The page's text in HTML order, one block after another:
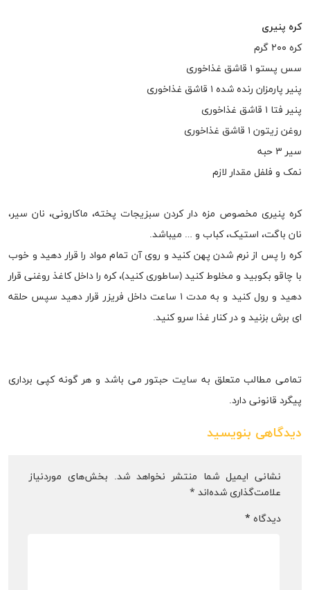
کره پنیری
کره ۲۰۰ گرم
سس پستو ۱ قاشق غذاخوری
پنیر پارمزان رنده شده ۱ قاشق غذاخوری
پنیر فتا ۱ قاشق غذاخوری
روغن زیتون ۱ قاشق غذاخوری
سیر ۳ حبه
نمک و فلفل مقدار لازم
کره پنیری مخصوص مزه دار کردن سبزیجات پخته، ماکارونی، نان سیر،
نان باگت، استیک، کباب و … میباشد.
کره را پس از نرم شدن پهن کنید و روی آن تمام مواد را قرار دهید و خوب
با چاقو بکوبید و مخلوط کنید (ساطوری کنید)، کره را داخل کاغذ روغنی قرار
دهید و رول کنید و به مدت ۱ ساعت داخل فریزر قرار دهید سپس حلقه
ای برش بزنید و در کنار غذا سرو کنید.
تمامی مطالب متعلق به سایت حبتور می باشد و هر گونه کپی برداری
پیگرد قانونی دارد.
دیدگاهی بنویسید
نشانی ایمیل شما منتشر نخواهد شد. بخش‌های موردنیاز
علامت‌گذاری شده‌اند *
دیدگاه *